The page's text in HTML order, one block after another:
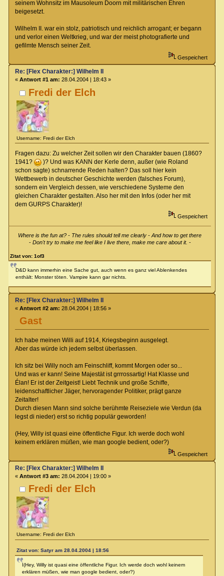
seinem Wohnsitz im Mausoleum Doorn mit militärischen Ehren
beigesetzt.
Wilhelm II. war ein stolz, patriotisch und reichlich arrogant; er begann
und verlor einen Weltkrieg, und war der meist photografierte und
gefilmte Mensch seiner Zeit.
Gespeichert
Fredi der Elch
Username: Fredi der Elch
Re: [Flex Charakter:] Wilhelm II
« Antwort #1 am: 28.04.2004 | 18:43 »
Fragen dazu: Zu welcher Zeit sollen wir den Charakter bauen (1860?
1941?
)? Und was KANN der Kerle denn, außer (wie Roland
schon sagte) schnarrende Reden halten? Das soll hier kein
Wettbewerb in deutscher Geschichte werden (falsches Forum),
sondern ein Vergleich dessen, wie verschiedene Systeme den
gleichen Charakter gestalten. Also her mit den Infos (oder her mit
dem GURPS Charakter)!
Gespeichert
Where is the fun at? - The rules should tell me clearly - And how to get there
- Don't try to make me feel like I live there, make me care about it. -
Zitat von: 1of3
D&D kann immerhin eine Sache gut, auch wenn es ganz viel Ablenkendes
enthält: Monster töten. Vampire kann gar nichts.
Gast
Re: [Flex Charakter:] Wilhelm II
« Antwort #2 am: 28.04.2004 | 18:56 »
Ich habe meinen Willi auf 1914, Kriegsbeginn ausgelegt.
Aber das würde ich jedem selbst überlassen.
Ich sitz bei Willy noch am Feinschliff, kommt Morgen oder so...
Und was er kann! Seine Majestät ist grrrossartig! Hat Klasse und
Élan! Er ist der Zeitgeist! Liebt Technik und große Schiffe,
leidenschaftlicher Jäger, hervoragender Politiker, prägt ganze
Zeitalter!
Durch diesen Mann sind solche berühmte Reiseziele wie Verdun (da
legst di nieder) erst so richtig populär geworden!
(Hey, Willy ist quasi eine öffentliche Figur. Ich werde doch wohl
keinem erklären müßen, wie man google bedient, oder?)
Gespeichert
Fredi der Elch
Username: Fredi der Elch
Re: [Flex Charakter:] Wilhelm II
« Antwort #3 am: 28.04.2004 | 19:00 »
Zitat von: Satyr am 28.04.2004 | 18:56
I(Hey, Willy ist quasi eine öffentliche Figur. Ich werde doch wohl keinem
erklären müßen, wie man google bedient, oder?)